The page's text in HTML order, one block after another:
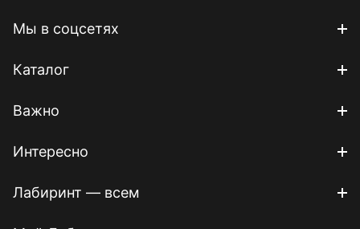
Мы в соцсетях
Каталог
Важно
Интересно
Лабиринт — всем